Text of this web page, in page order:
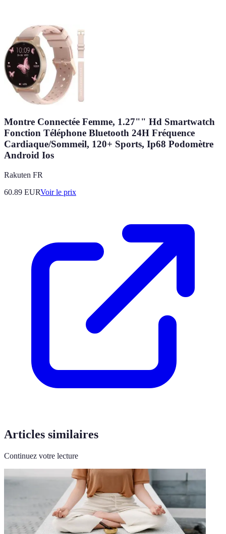
Montre Connectée Femme, 1.27"" Hd Smartwatch
Fonction Téléphone Bluetooth 24H Fréquence
Cardiaque/Sommeil, 120+ Sports, Ip68 Podomètre
Android Ios
Rakuten FR
60.89 EURVoir le prix
Articles similaires
Continuez votre lecture